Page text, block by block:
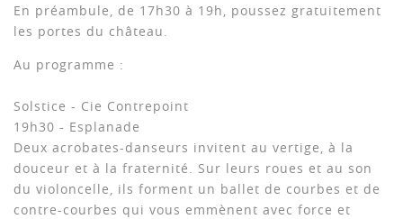
En préambule, de 17h30 à 19h, poussez gratuitement
les portes du château.
Au programme :
Solstice - Cie Contrepoint
19h30 - Esplanade
Deux acrobates-danseurs invitent au vertige, à la
douceur et à la fraternité. Sur leurs roues et au son
du violoncelle, ils forment un ballet de courbes et de
contre-courbes qui vous emmènent avec force et